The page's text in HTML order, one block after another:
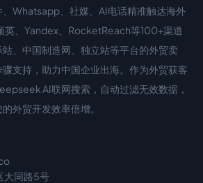
、Whatsapp、社媒、AI电话精准触达海外
英、Yandex、RocketReach等100+渠道
、中国制造网、独立站等平台的外贸卖
支持，助力中国企业出海。作为外贸获客
AI联网搜索，自动过滤无效数据，
外贸开发效率倍增。
大同路5号